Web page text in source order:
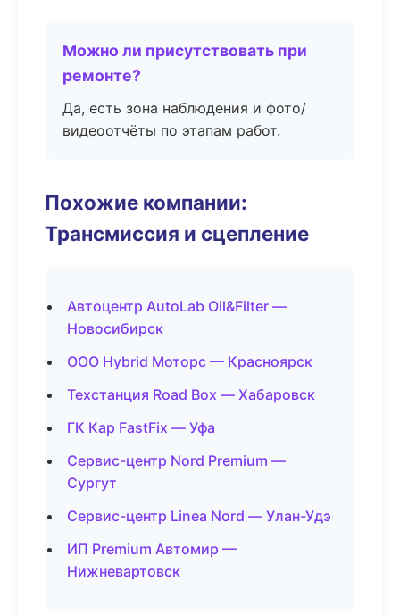
Можно ли присутствовать при
ремонте?
Да, есть зона наблюдения и фото/
видеоотчёты по этапам работ.
Похожие компании:
Трансмиссия и сцепление
Автоцентр AutoLab Oil&Filter —
Новосибирск
ООО Hybrid Моторс — Красноярск
Техстанция Road Box — Хабаровск
ГК Кар FastFix — Уфа
Сервис-центр Nord Premium —
Сургут
Сервис-центр Linea Nord — Улан-Удэ
ИП Premium Автомир —
Нижневартовск